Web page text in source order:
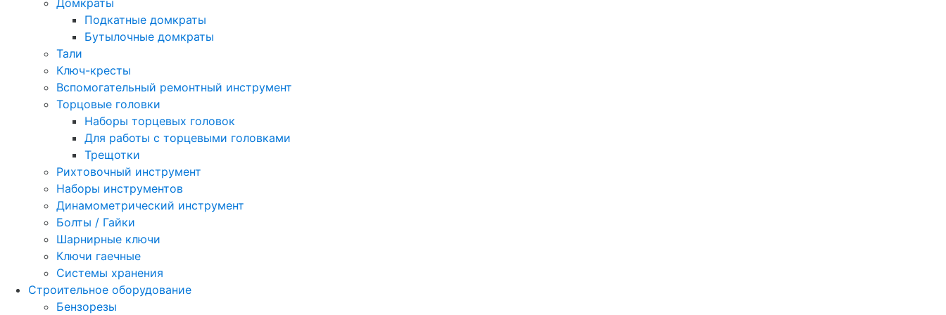
Домкраты
Подкатные домкраты
Бутылочные домкраты
Тали
Ключ-кресты
Вспомогательный ремонтный инструмент
Торцовые головки
Наборы торцевых головок
Для работы с торцевыми головками
Трещотки
Рихтовочный инструмент
Наборы инструментов
Динамометрический инструмент
Болты / Гайки
Шарнирные ключи
Ключи гаечные
Системы хранения
Строительное оборудование
Бензорезы